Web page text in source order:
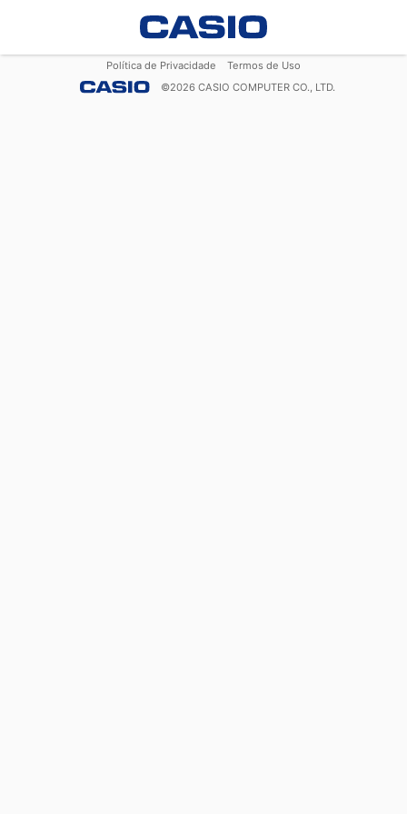
Política de Privacidade
Termos de Uso
©2026 CASIO COMPUTER CO., LTD.